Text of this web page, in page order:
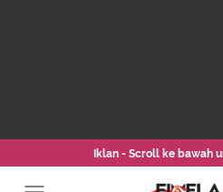
Iklan - Scroll ke bawah